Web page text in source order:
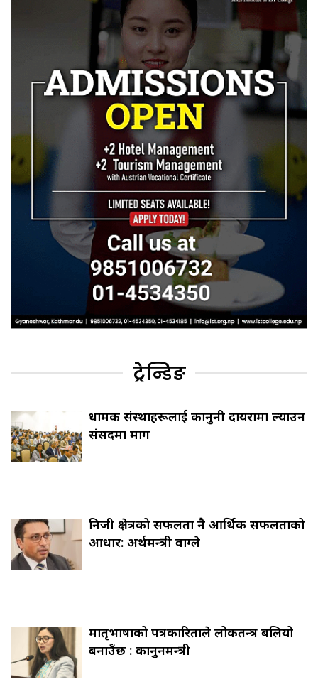
ट्रेन्डिङ
धार्मिक संस्थाहरूलाई कानुनी दायरामा ल्याउन
संसदमा माग
निजी क्षेत्रको सफलता नै आर्थिक सफलताको
आधार: अर्थमन्त्री वाग्ले
मातृभाषाको पत्रकारिताले लोकतन्त्र बलियो
बनाउँछ : कानुनमन्त्री